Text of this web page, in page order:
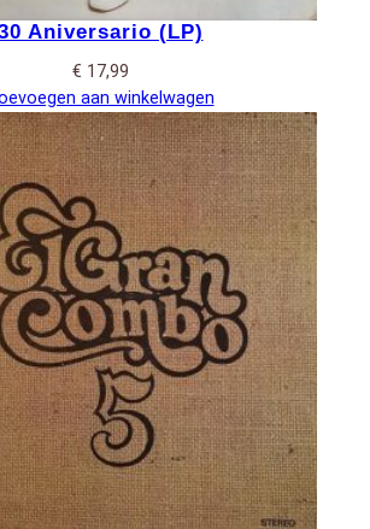
Aniversario (LP)
€ 17,99
aan winkelwagen